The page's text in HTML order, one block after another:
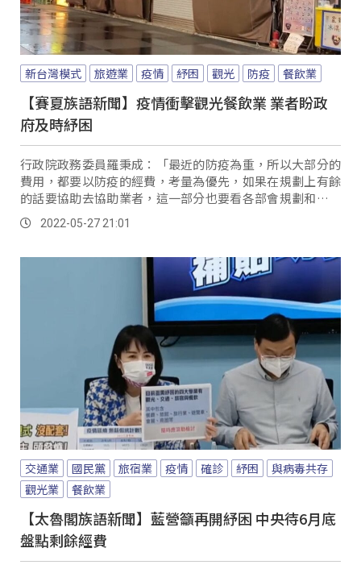
新台灣模式 旅遊業 疫情 紓困 觀光 防疫 餐飲業
【賽夏族語新聞】疫情衝擊觀光餐飲業 業者盼政
府及時紓困
行政院政務委員羅秉成：「最近的防疫為重，所以大部分的
費用，都要以防疫的經費，考量為優先，如果在規劃上有餘
的話要協助去協助業者，這一部分也要看各部會規劃和評估
的情形。
2022-05-27 21:01
交通業 國民黨 旅宿業 疫情 確診 紓困
與病毒共存
觀光業
餐飲業
【太魯閣族語新聞】藍營籲再開紓困 中央待6月底
盤點剩餘經費